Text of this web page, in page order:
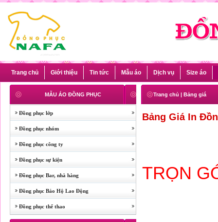
Trang chủ Giới thiệu Tin tức Mẫu áo Dịch vụ Size áo
MẪU ÁO ĐỒNG PHỤC
Đồng phục lớp
Đồng phục nhóm
Đồng phục công ty
Đồng phục sự kiện
Đồng phục Bar, nhà hàng
Đồng phục Bảo Hộ Lao Động
Đồng phục thể thao
Trang chủ | Bảng giá
Bảng Giá In
TRỌN